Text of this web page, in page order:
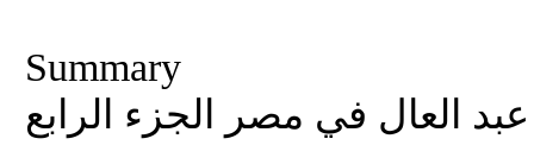
Summary
العال في مصر الجزء الرابع